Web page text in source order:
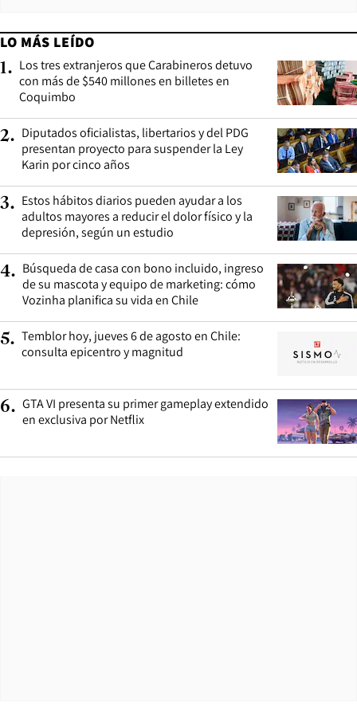
LO MÁS LEÍDO
1. Los tres extranjeros que Carabineros detuvo
con más de $540 millones en billetes en
Coquimbo
2. Diputados oficialistas, libertarios y del PDG
presentan proyecto para suspender la Ley
Karin por cinco años
3. Estos hábitos diarios pueden ayudar a los
adultos mayores a reducir el dolor físico y la
depresión, según un estudio
4. Búsqueda de casa con bono incluido, ingreso
de su mascota y equipo de marketing: cómo
Vozinha planifica su vida en Chile
5. Temblor hoy, jueves 6 de agosto en Chile:
consulta epicentro y magnitud
6. GTA VI presenta su primer gameplay extendido
en exclusiva por Netflix